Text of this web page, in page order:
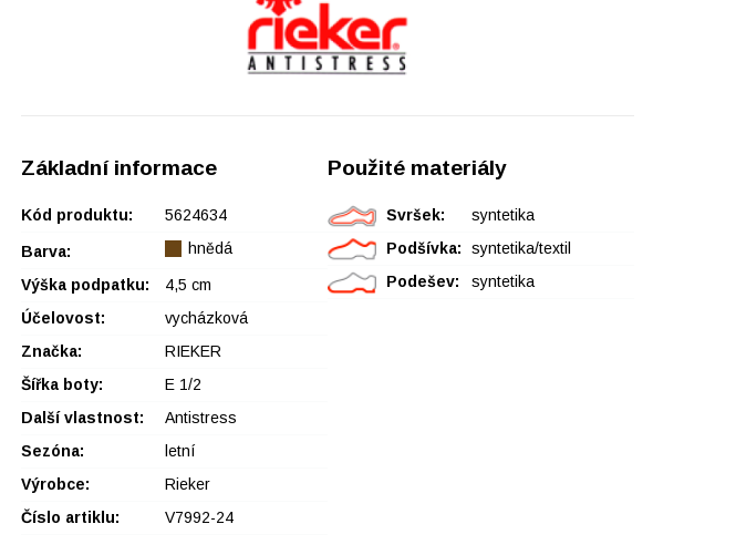
Základní informace
Kód produktu: 5624634
Barva: hnědá
Výška podpatku:
4,5 cm
Účelovost:
vycházková
Značka:
RIEKER
Šířka boty:
E 1/2
Další vlastnost:
Antistress
Sezóna:
letní
Výrobce:
Rieker
Číslo artiklu:
V7992-24
Použité materiály
Svršek:
syntetika
Podšívka:
syntetika/textil
Podešev:
syntetika